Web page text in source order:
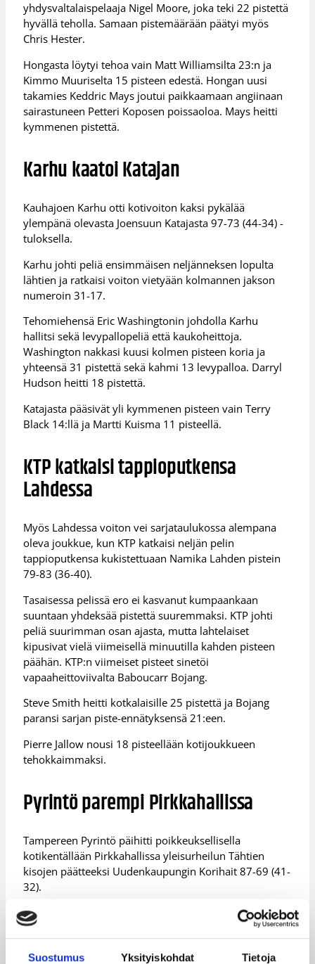
Suostumus Yksityiskohdat Tietoja
yhdysvaltalaispelaaja Nigel Moore, joka teki 22 pistettä
hyvällä teholla. Samaan pistemäärään päätyi myös
Chris Hester.
Hongasta löytyi tehoa vain Matt Williamsilta 23:n ja
Kimmo Muuriselta 15 pisteen edestä. Hongan uusi
takamies Keddric Mays joutui paikkaamaan angiinaan
sairastuneen Petteri Koposen poissaoloa. Mays heitti
kymmenen pistettä.
Karhu kaatoi Katajan
Kauhajoen Karhu otti kotivoiton kaksi pykälää
ylempänä olevasta Joensuun Katajasta 97-73 (44-34) -
tuloksella.
Karhu johti peliä ensimmäisen neljänneksen lopulta
lähtien ja ratkaisi voiton vietyään kolmannen jakson
numeroin 31-17.
Tehomiehensä Eric Washingtonin johdolla Karhu
hallitsi sekä levypallopeliä että kaukoheittoja.
Washington nakkasi kuusi kolmen pisteen koria ja
yhteensä 31 pistettä sekä kahmi 13 levypalloa. Darryl
Hudson heitti 18 pistettä.
Katajasta pääsivät yli kymmenen pisteen vain Terry
Black 14:llä ja Martti Kuisma 11 pisteellä.
KTP katkaisi tappioputkensa
Lahdessa
Myös Lahdessa voiton vei sarjataulukossa alempana
oleva joukkue, kun KTP katkaisi neljän pelin
tappioputkensa kukistettuaan Namika Lahden pistein
79-83 (36-40).
Tasaisessa pelissä ero ei kasvanut kumpaankaan
suuntaan yhdeksää pistettä suuremmaksi. KTP johti
peliä suurimman osan ajasta, mutta lahtelaiset
kipusivat vielä viimeisellä minuutilla kahden pisteen
päähän. KTP:n viimeiset pisteet sinetöi
vapaaheittoviivalta Baboucarr Bojang.
Steve Smith heitti kotkalaisille 25 pistettä ja Bojang
paransi sarjan piste-ennätyksensä 21:een.
Pierre Jallow nousi 18 pisteellään kotijoukkueen
tehokkaimmaksi.
Pyrintö parempi Pirkkahallissa
Tampereen Pyrintö päihitti poikkeuksellisella
kotikentällään Pirkkahallissa yleisurheilun Tähtien
kisojen päätteeksi Uudenkaupungin Korihait 87-69 (41-
32).
Pyrintö johti peliä tasaisesti kymmenkunta pistettä
toiselta neljännekseltä lähtien. Viimeisellä
kymmenminuuttisella ero kaksinkertaistui.